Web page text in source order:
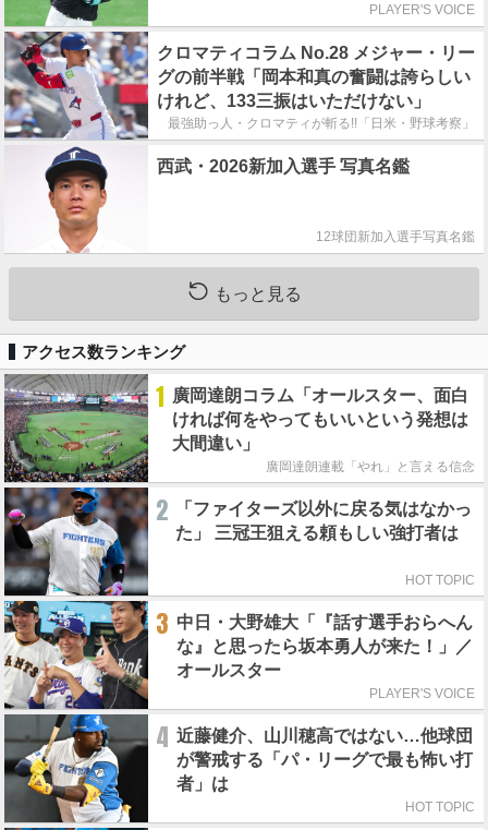
PLAYER'S VOICE
クロマティコラム No.28 メジャー・リー
グの前半戦「岡本和真の奮闘は誇らしい
けれど、133三振はいただけない」
最強助っ人・クロマティが斬る!!「日米・野球考察」
西武・2026新加入選手 写真名鑑
12球団新加入選手写真名鑑
もっと見る
アクセス数ランキング
1 廣岡達朗コラム「オールスター、面白
ければ何をやってもいいという発想は
大間違い」
廣岡達朗連載「やれ」と言える信念
2
「ファイターズ以外に戻る気はなかっ
た」 三冠王狙える頼もしい強打者は
HOT TOPIC
3 中日・大野雄大「『話す選手おらへん
な』と思ったら坂本勇人が来た！」／
オールスター
PLAYER'S VOICE
4 近藤健介、山川穂高ではない…他球団
が警戒する「パ・リーグで最も怖い打
者」は
HOT TOPIC